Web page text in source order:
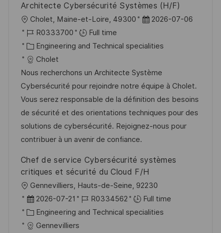
Architecte Cybersécurité Systèmes (H/F)
L
o
c
a
t
i
o
n
Cholet, Maine-et-Loire, 49300
P
s
e
d
D
a
t
2026-07-06
J
o
b
I
d
R0333700
Full time
C
a
t
e
g
o
r
y
Engineering and Technical specialities
Cholet
Nous recherchons un Architecte Système
Cybersécurité pour rejoindre notre équipe à Cholet.
Vous serez responsable de la définition des besoins
de sécurité et des orientations techniques pour des
solutions de cybersécurité. Rejoignez-nous pour
contribuer à un avenir de confiance.
Chef de service Cybersécurité systèmes
critiques et sécurité du Cloud F/H
L
o
c
a
Gennevilliers, Hauts-de-Seine, 92230
P
o
s
2026-07-21
J
o
R0334562
Full time
C
a
Engineering and Technical specialities
Gennevilliers